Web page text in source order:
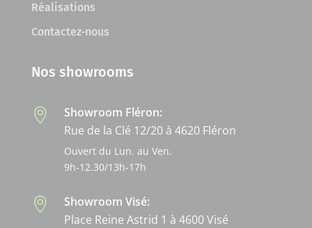
Réalisations
Contactez-nous
Nos showrooms

Showroom Fléron:
Rue de la Clé 12/20 à 4620 Fléron
Ouvert du Lun. au Ven.
9h-12.30/13h-17h

Showroom Visé:
Place Reine Astrid 1 à 4600 Visé